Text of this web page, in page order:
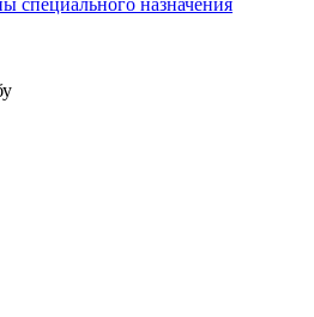
специального назначения